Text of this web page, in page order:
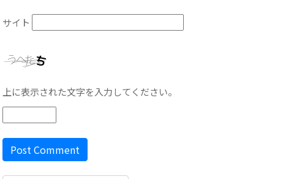
サイト
上に表示された文字を入力してください。